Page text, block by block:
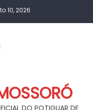
10, 2026
DO POTIGUAR DE